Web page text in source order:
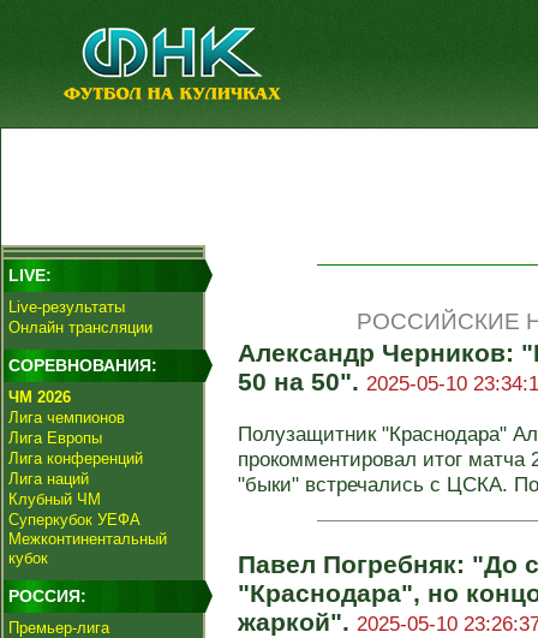
LIVE:
Live-результаты
Онлайн трансляции
СОРЕВНОВАНИЯ:
ЧМ 2026
Лига чемпионов
Лига Европы
Лига конференций
Лига наций
Клубный ЧМ
Суперкубок УЕФА
Межконтинентальный
кубок
РОССИЯ:
Премьер-лига
РОССИЙСКИЕ
Александр Черников:
50 на 50". 2025-05-10
Полузащитник "Краснодара"
прокомментировал итог
"быки" встречались с ЦСКА.
Павел Погребняк: "До
"Краснодара", но
жаркой". 2025-05-10